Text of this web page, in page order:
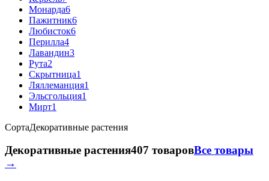
Монарда6
Пажитник6
Любисток6
Перилла4
Лавандин3
Рута2
Скрытница1
Ляллеманция1
Эльсгольция1
Мирт1
СортаДекоративные растения
Декоративные растения407 товаровВсе товары
→